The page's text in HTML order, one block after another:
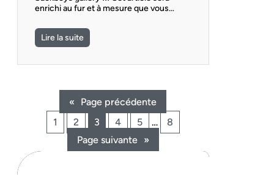
enrichi au fur et à mesure que vous…
Lire la suite
«
Page précédente
1
2 3 4 5 …
8
Page suivante »